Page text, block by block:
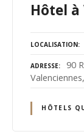
Hôtel à
LOCALISATION
ADRESSE
90
HÔTELS